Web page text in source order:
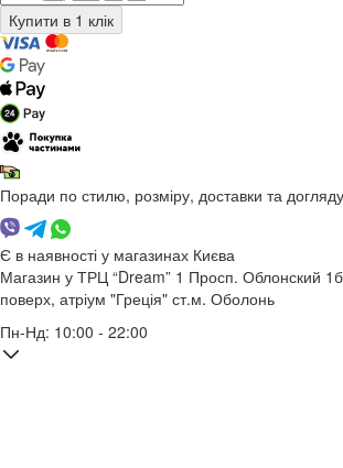
Поради по стилю, розміру, доставки та
Є в наявності у магазинах Києва
Магазин у ТРЦ “Dream” 1 Просп. Облонский
поверх, атріум "Греція" ст.м. Оболонь
Пн-Нд: 10:00 - 22:00